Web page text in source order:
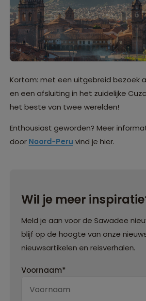
Kortom: met een uitgebreid bezoek
en een afsluiting in het zuidelijke
het beste van twee werelden!
Enthousiast geworden? Meer
door Noord-Peru vind je hier.
Wil je meer
Meld je aan voor de Sawadee
blijf op de hoogte van onze
nieuwsartikelen en reisverhalen.
Voornaam*